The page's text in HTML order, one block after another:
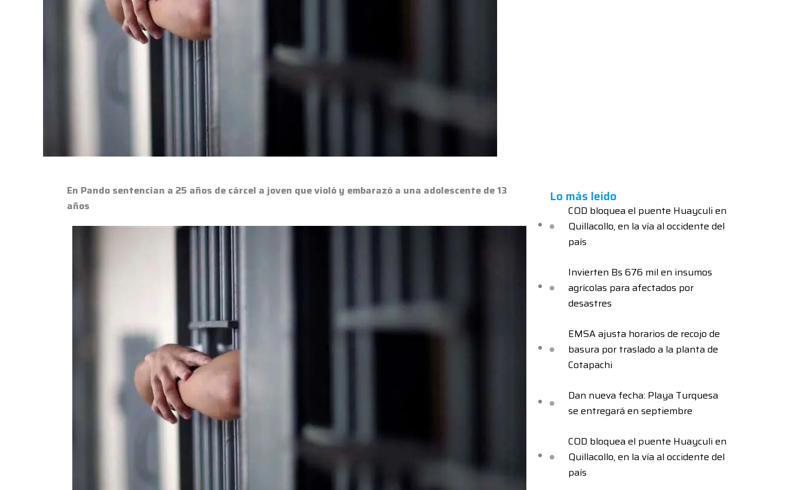
En Pando sentencian a 25 años de cárcel a joven que violó y embarazó a una adolescente de 13
años
Lo más leido
COD bloquea el puente Huayculi en
Quillacollo, en la vía al occidente del
país
Invierten Bs 676 mil en insumos
agrícolas para afectados por
desastres
EMSA ajusta horarios de recojo de
basura por traslado a la planta de
Cotapachi
Dan nueva fecha: Playa Turquesa
se entregará en septiembre
COD bloquea el puente Huayculi en
Quillacollo, en la vía al occidente del
país